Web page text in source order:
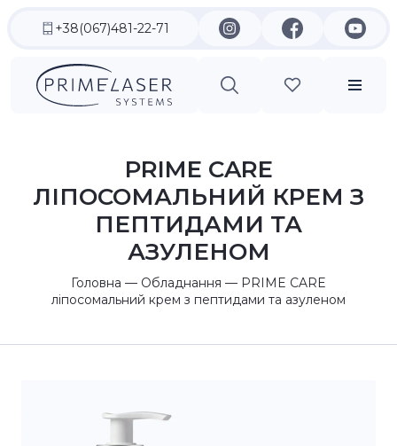
+38(067)481-22-71
PRIME CARE
ЛІПОСОМАЛЬНИЙ КРЕМ З
ПЕПТИДАМИ ТА
АЗУЛЕНОМ
Головна — Обладнання — PRIME CARE
ліпосомальний крем з пептидами та азуленом